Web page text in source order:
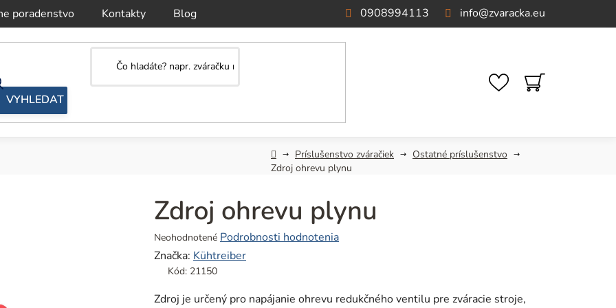
poradenstvo Kontakty Blog info@zvaracka.eu
0908994113
NÁKUPNÝ
KOŠÍK
DomovPríslušenstvo zváračiek
Ostatné príslušenstvo
Zdroj ohrevu plynu
Zdroj ohrevu plynu
Priemerné
hodnotenie
produktu
0,0
Neohodnotené Podrobnosti hodnotenia
Značka: Kühtreiber
Kód: 21150
Zdroj je určený pro napájanie ohrevu redukčného ventilu pre zváracie stroje,